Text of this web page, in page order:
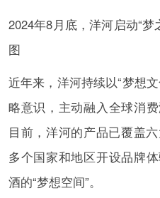
2024年8月底，洋河启动“
图
近年来，洋河持续以“梦想
略意识，主动融入全球消
目前，洋河的产品已覆盖
多个国家和地区开设品牌
酒的“梦想空间”。